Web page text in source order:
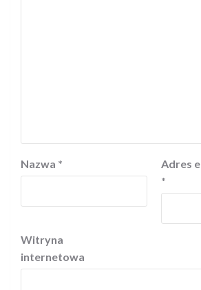
Nazwa *
Adres
*
Witryna
internetowa